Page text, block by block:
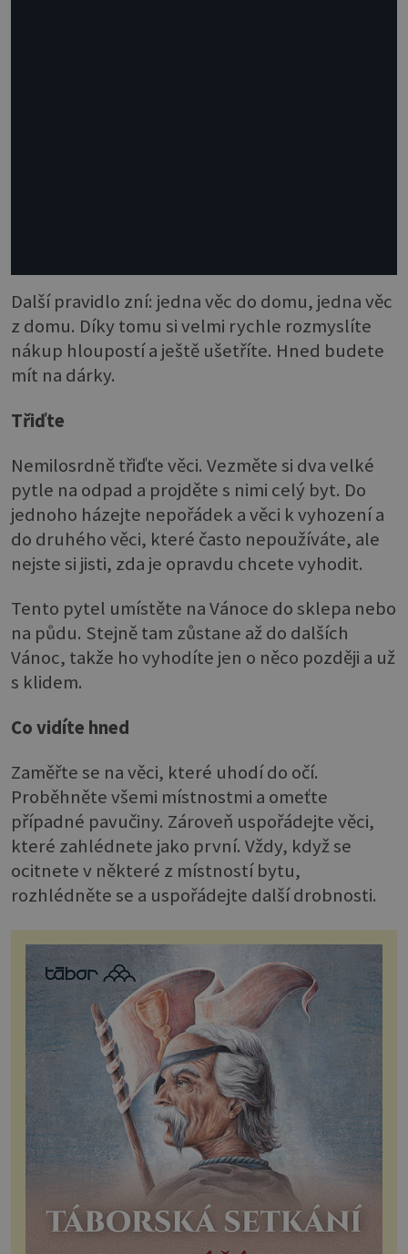
Další pravidlo zní: jedna věc do domu, jedna věc
z domu. Díky tomu si velmi rychle rozmyslíte
nákup hloupostí a ještě ušetříte. Hned budete
mít na dárky.
Třiďte
Nemilosrdně třiďte věci. Vezměte si dva velké
pytle na odpad a projděte s nimi celý byt. Do
jednoho házejte nepořádek a věci k vyhození a
do druhého věci, které často nepoužíváte, ale
nejste si jisti, zda je opravdu chcete vyhodit.
Tento pytel umístěte na Vánoce do sklepa nebo
na půdu. Stejně tam zůstane až do dalších
Vánoc, takže ho vyhodíte jen o něco později a už
s klidem.
Co vidíte hned
Zaměřte se na věci, které uhodí do očí.
Proběhněte všemi místnostmi a omeťte
případné pavučiny. Zároveň uspořádejte věci,
které zahlédnete jako první. Vždy, když se
ocitnete v některé z místností bytu,
rozhlédněte se a uspořádejte další drobnosti.